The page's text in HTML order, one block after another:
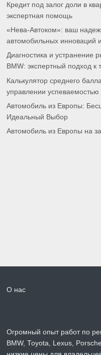
Кредит под залог доли в
экспертная помощь
«Нева-Автоком»: ваш
автомобильных инноваций
Диагностика и устранение
BMW: экспертный подход к
Калькулятор среднего
управлении успеваемостью
Автомобиль из Европы:
Идеальный Выбор
Автомобиль из Европы на
О нас
Огромный опыт работ по
BMW, Toyota, Lexus,